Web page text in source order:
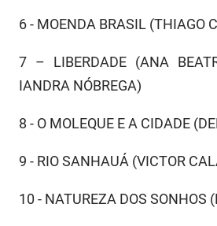
6 - MOENDA BRASIL (THIAGO
7 – LIBERDADE (ANA
IANDRA NÓBREGA)
8 - O MOLEQUE E A CIDADE
9 - RIO SANHAUÁ (VICTOR
10 - NATUREZA DOS SONHOS